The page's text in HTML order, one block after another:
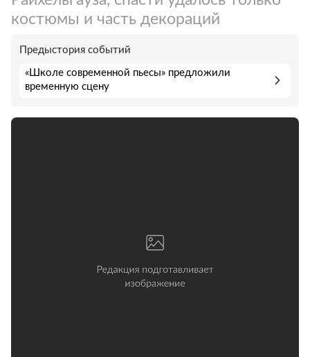
костюмы и часть декораций
Предыстория событий
«Школе современной пьесы» предложили
временную сцену